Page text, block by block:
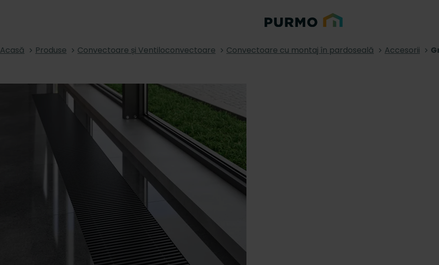
Acasă Produse Convectoare și Ventiloconvectoare Convectoare cu montaj în pardoseală Accesorii